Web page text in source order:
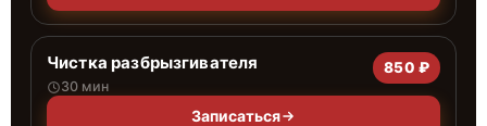
Чистка разбрызгивателя
30 мин
850 ₽
Записаться